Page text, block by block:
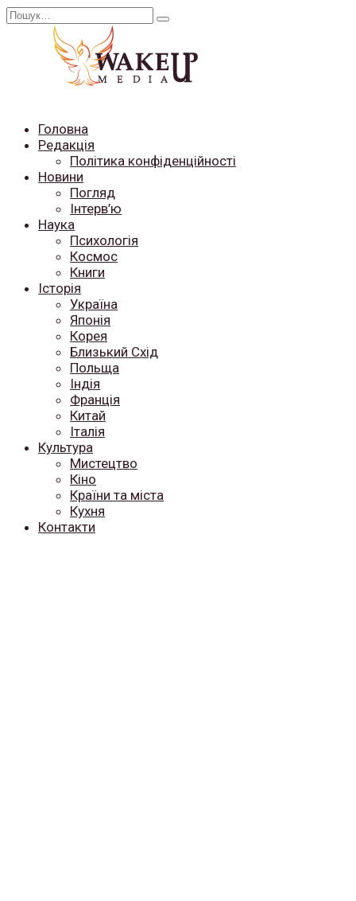
Перейти
Search
Головна
Редакція
Політика конфіденційності
Новини
Погляд
Інтерв’ю
Наука
Психологія
Космос
Книги
Історія
Україна
Японія
Корея
Близький Схід
Польща
Індія
Франція
Китай
Італія
Культура
Мистецтво
Кіно
Країни та міста
Кухня
Контакти